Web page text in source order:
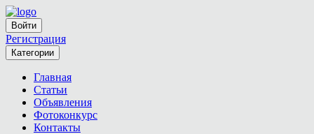
Войти
Регистрация
Категории
Главная
Статьи
Объявления
Фотоконкурс
Контакты